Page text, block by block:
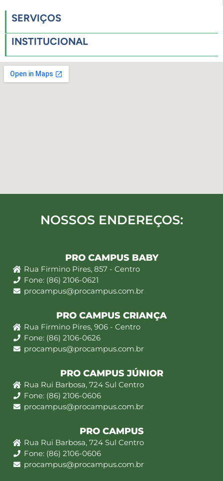
SERVIÇOS
INSTITUCIONAL
NOSSOS ENDEREÇOS:
PRO CAMPUS BABY
Rua Firmino Pires, 857 - Centro
Fone: (86) 2106-0621
procampus@procampus.com.br
PRO CAMPUS CRIANÇA
Rua Firmino Pires, 906 - Centro
Fone: (86) 2106-0626
procampus@procampus.com.br
PRO CAMPUS JÚNIOR
Rua Rui Barbosa, 724 Sul Centro
Fone: (86) 2106-0606
procampus@procampus.com.br
PRO CAMPUS
Rua Rui Barbosa, 724 Sul Centro
Fone: (86) 2106-0606
procampus@procampus.com.br